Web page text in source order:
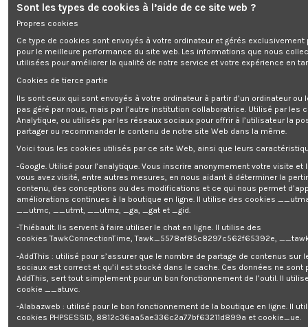
Baladeuse rechargeable 60 LED -
Gratuit pour 1874 points
Get register and you will earn 19 points/0,19 € (Chaque 1,00 €
dépensé = 1 point, 1 point = 0,01 € de réduction sur une prochaine
commande)
de réduction de 0,19 €.
Description
Détails du produit
Reviews (0)
BALADEUSE RECHARGEABLE 60 LED
Puissance: 3.6W
Sont les types de cookies à l’aide de ce site web ?
Propres cookies
Ce type de cookies sont envoyés à votre ordinateur et gérés exclusivement
pour le meilleure performance du site web. Les informations que nous
utilisées pour améliorer la qualité de notre service et votre expérience en
Cookies de tierce partie
Ils sont ceux qui sont envoyés à votre ordinateur à partir d’un ordinateur ou
pas géré par nous, mais par l’autre institution collaboratrice. Utilisé par les
Analytique, ou utilisés par les réseaux sociaux pour offrir à l’utilisateur la
partager ou recommander le contenu de notre site Web dans la même.
Voici tous les cookies utilisés par ce site Web, ainsi que leurs
-Google. Utilisé pour l’analytique. Vous inscrire anonymement votre visite et
vous avez visité, entre autres mesures, en nous aidant à déterminer la
contenu, des conceptions ou des modifications et ce qui nous permet
améliorations continues à la boutique en ligne. Il utilise des cookies
__utmc, __utmt, __utmz, _ga, _gat et _gid.
-Thiébault. Ils servent à faire utiliser le chat en ligne. Il utilise des
cookies TawkConnectionTime, Tawk_5578af85c8297c562f65392e,
-AddThis : utilisé pour s’assurer que le nombre de partage de contenus sur
sociaux est correct et qu’il est stocké dans le cache. Ces données ne sont
AddThis, sert tout simplement pour un bon fonctionnement de l’outil. Il
cookie __atuvc.
-Alabazweb : utilisé pour le bon fonctionnement de la boutique en ligne. Il
cookies PHPSESSID, 8812c36aa5ae336c2a77bf63211d899a et cookie_ue.